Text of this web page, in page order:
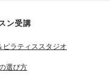
ン受講
ラティススタジオ
選び方